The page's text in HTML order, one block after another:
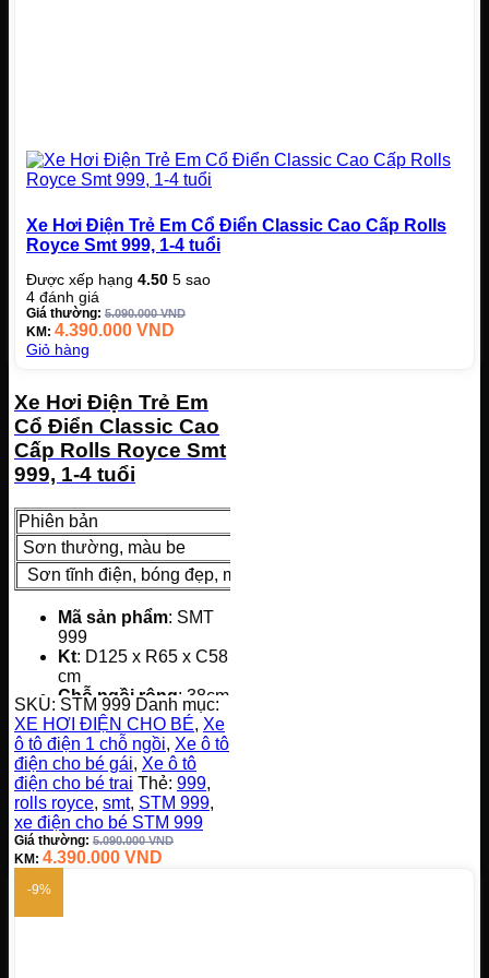
Xe Hơi Điện Trẻ Em Cổ Điển Classic Cao Cấp Rolls
Royce Smt 999, 1-4 tuổi
Được xếp hạng 4.50 5 sao
4 đánh giá
Giá thường: 5.090.000VND
KM: 4.390.000 VND
Giỏ hàng
Xe Hơi Điện Trẻ Em
Cổ Điển Classic Cao
Cấp Rolls Royce Smt
999, 1-4 tuổi
Phiên bản
Sơn thường, màu be
Sơn tĩnh điện, bóng đẹp, màu nâu
Mã sản phẩm: SMT
999
Kt: D125 x R65 x C58
cm
Chỗ ngồi rộng: 38cm
Tốc độ: 2-6 km/h
Ắc quy: 12V7AH
TG sử dụng: khoảng
1h
TG Sạc: khoảng 4-5h
Động cơ: 4 động cơ
Trọng lượng xe: 22
kg
Tải tối đa
SKU: STM 999 Danh mục:
XE HƠI ĐIỆN CHO BÉ, Xe
ô tô điện 1 chỗ ngồi, Xe ô tô
điện cho bé gái, Xe ô tô
điện cho bé trai Thẻ: 999,
rolls royce, smt, STM 999,
xe điện cho bé STM 999
Giá thường: 5.090.000VND
KM: 4.390.000 VND
-9%